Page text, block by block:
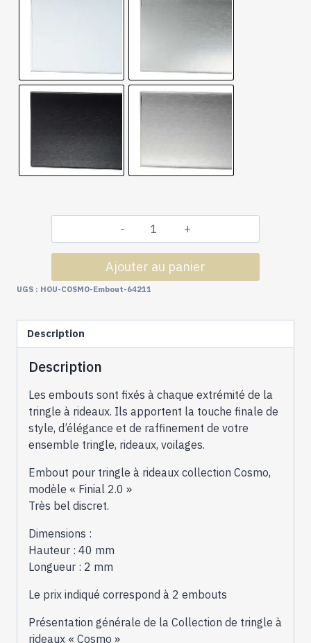
quantité
de
Tringles
Collection
Finial
2.0
pour
Profil
Incurvé
Ajouter au panier
UGS : HOU-COSMO-Embout-64211
Description
Description
Les embouts sont fixés à chaque extrémité de la
tringle à rideaux. Ils apportent la touche finale de
style, d’élégance et de raffinement de votre
ensemble tringle, rideaux, voilages.
Embout pour tringle à rideaux collection Cosmo,
modèle « Finial 2.0 »
Très bel discret.
Dimensions :
Hauteur : 40 mm
Longueur : 2 mm
Le prix indiqué correspond à 2 embouts
Présentation générale de la Collection de tringle à
rideaux « Cosmo »